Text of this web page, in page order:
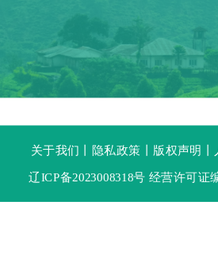
关于我们 隐私政策 版权声明
辽ICP备2023008318号 经营许可证